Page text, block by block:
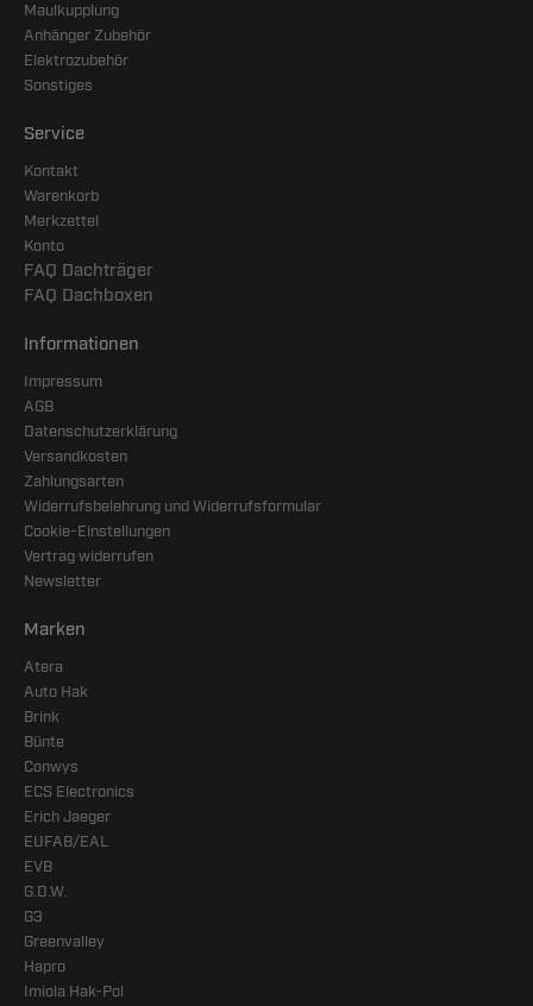
Maulkupplung
Anhänger Zubehör
Elektrozubehör
Sonstiges
Service
Kontakt
Warenkorb
Merkzettel
Konto
FAQ Dachträger
FAQ Dachboxen
Informationen
Impressum
AGB
Datenschutzerklärung
Versandkosten
Zahlungsarten
Widerrufsbelehrung und Widerrufsformular
Cookie-Einstellungen
Vertrag widerrufen
Newsletter
Marken
Atera
Auto Hak
Brink
Bünte
Conwys
ECS Electronics
Erich Jaeger
EUFAB/EAL
EVB
G.D.W.
G3
Greenvalley
Hapro
Imiola Hak-Pol